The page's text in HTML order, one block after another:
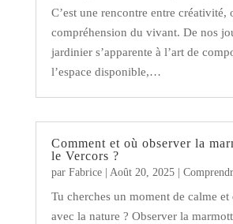
C’est une rencontre entre créativité,
compréhension du vivant. De nos
jardinier s’apparente à l’art de
l’espace disponible,…
Comment et où observer la
le Vercors ?
par Fabrice| Août 20, 2025|
Tu cherches un moment de calme
avec la nature ? Observer la